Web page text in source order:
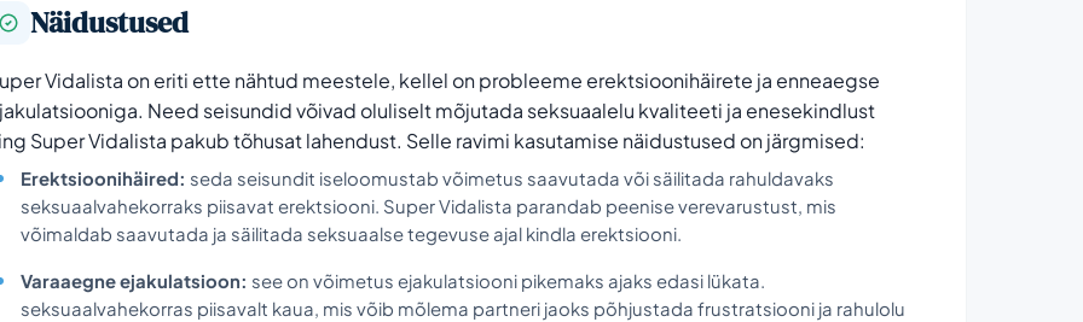
Näidustused
Vidalista on eriti ette nähtud meestele, kellel on probleeme erektsioonihäirete ja enneaegse
Need seisundid võivad oluliselt mõjutada seksuaalelu kvaliteeti ja enesekindlust
Super Vidalista pakub tõhusat lahendust. Selle ravimi kasutamise näidustused on järgmised:
Erektsioonihäired: seda seisundit iseloomustab võimetus saavutada või säilitada rahuldavaks
seksuaalvahekorraks piisavat erektsiooni. Super Vidalista parandab peenise verevarustust, mis
võimaldab saavutada ja säilitada seksuaalse tegevuse ajal kindla erektsiooni.
Varaaegne ejakulatsioon: see on võimetus ejakulatsiooni pikemaks ajaks edasi lükata.
seksuaalvahekorras piisavalt kaua, mis võib mõlema partneri jaoks põhjustada frustratsiooni ja rahulolu